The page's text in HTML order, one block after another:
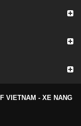
VIETNAM - XE NANG